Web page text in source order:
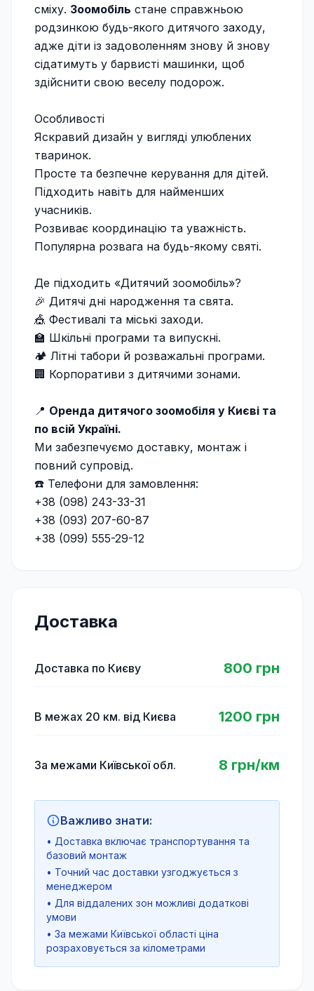
сміху. Зоомобіль стане справжньою
родзинкою будь-якого дитячого заходу,
адже діти із задоволенням знову й знову
сідатимуть у барвисті машинки, щоб
здійснити свою веселу подорож.
Особливості
Яскравий дизайн у вигляді улюблених
тваринок.
Просте та безпечне керування для дітей.
Підходить навіть для найменших
учасників.
Розвиває координацію та уважність.
Популярна розвага на будь-якому святі.
Де підходить «Дитячий зоомобіль»?
🎉 Дитячі дні народження та свята.
🎪 Фестивалі та міські заходи.
🏫 Шкільні програми та випускні.
🏕 Літні табори й розважальні програми.
🏢 Корпоративи з дитячими зонами.
📍 Оренда дитячого зоомобіля у Києві та
по всій Україні.
Ми забезпечуємо доставку, монтаж і
повний супровід.
☎️ Телефони для замовлення:
+38 (098) 243-33-31
+38 (093) 207-60-87
+38 (099) 555-29-12
Доставка
Доставка по Києву 800 грн
В межах 20 км. від Києва 1200 грн
За межами Київської обл. 8 грн/км
Важливо знати:
• Доставка включає транспортування та
базовий монтаж
• Точний час доставки узгоджується з
менеджером
• Для віддалених зон можливі додаткові
умови
• За межами Київської області ціна
розраховується за кілометрами